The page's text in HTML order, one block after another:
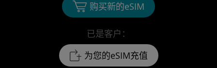
已是客户：
为您的eSIM充值
购买新的eSIM